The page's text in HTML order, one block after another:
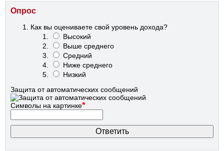
Опрос
Как вы оцениваете свой уровень дохода?
Высокий
Выше среднего
Средний
Ниже среднего
Низкий
Защита от автоматических сообщений
Символы на картинке*